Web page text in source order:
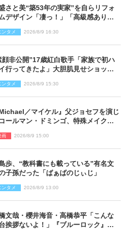
さと美“築53年の実家”を自らリフォ
デザイン「凄っ！」「高級感ありま
ンタメ 2026/8/9 16:30
顔非公開”17歳紅白歌手「家族で初ハ
行ってきたよ」大胆肌見せショット
ンタメ 2026/8/9 15:30
Michael／マイケル』父ジョセフを演じ
ールマン・ドミンゴ、特殊メイクに2
画 2026/8/9 15:00
歩、“教科書にも載っている”有名文
子孫だった「ばぁばのじぃじ」
ンタメ 2026/8/9 13:00
文哉・櫻井海音・高橋恭平「こんな
挨拶ないよ！」『ブルーロック』自